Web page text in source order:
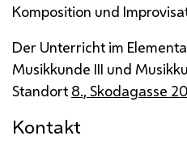
Komposition und
Der Unterricht im
Musikkunde III und
Standort 8., Skodagasse 20
Kontakt